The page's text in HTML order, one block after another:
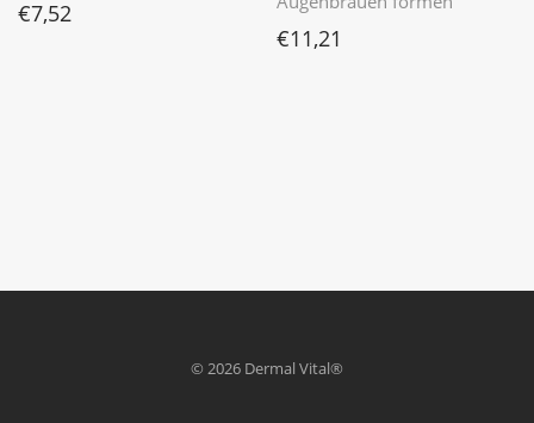
€7,52
€11,21
© 2026 Dermal Vital®